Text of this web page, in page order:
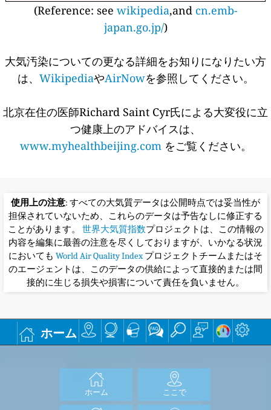
(Reference: see wikipedia,and cn.emb-
japan.go.jp/)
大気汚染についての更なる詳細をお知りになりたい方
は、 WikipediaやAirNowを参照してください。
北京在住の医師Richard Saint Cyr氏による大変役に立
つ健康上のアドバイスは、
www.myhealthbeijing.com をご覧ください。
使用上の注意: すべての大気質データは公開時点では妥当性が
担保されていないため、これらのデータは予告なしに修正する
ことがあります。 世界大気質指数プロジェクトは、この情報の
内容を編集に最善の注意を尽くしておりますが、いかなる状況
においても World Air Quality Indexプロジェクトチームまたはそ
のエージェントは、このデータの供給によって直接的または間
接的に生じる損失や損害について責任を負いません。
ホーム
ホーム ここで